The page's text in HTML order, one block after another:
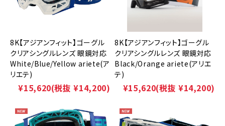
8K【アジアンフィット】ゴーグル
クリアシングルレンズ 眼鏡対応
White/Blue/Yellow ariete(ア
リエテ)
¥15,620(税抜 ¥14,200)
8K【アジアンフィット】ゴーグル
クリアシングルレンズ 眼鏡対応
Black/Orange ariete(アリエ
テ)
¥15,620(税抜 ¥14,200)